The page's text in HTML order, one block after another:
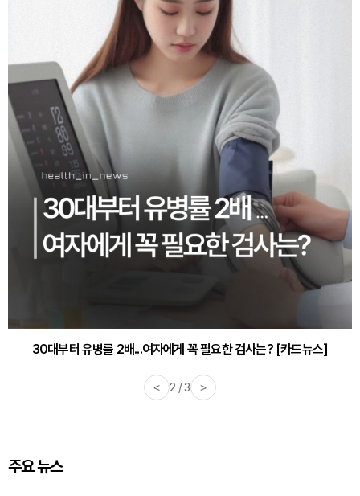
30대부터 유병률 2배...여자에게 꼭 필요한 검사는? [카드뉴스]
감기·독감 예방하고 면역력 높이는 4가지 영양제 [카드뉴스]
< 2 / 3 >
주요 뉴스